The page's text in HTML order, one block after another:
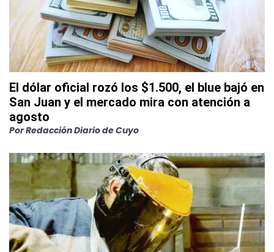
El dólar oficial rozó los $1.500, el blue bajó en
San Juan y el mercado mira con atención a
agosto
PorRedacción Diario de Cuyo